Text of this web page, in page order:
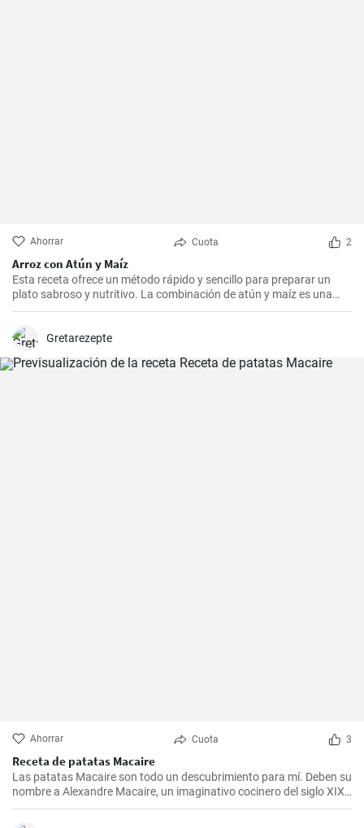
Ahorrar Cuota 2
Arroz con Atún y Maíz
Esta receta ofrece un método rápido y sencillo para preparar un
plato sabroso y nutritivo. La combinación de atún y maíz es una
excelente manera de agregar algo de proteína y color a nuestra
Gretarezepte
Ahorrar Cuota 3
Receta de patatas Macaire
Las patatas Macaire son todo un descubrimiento para mí. Deben su
nombre a Alexandre Macaire, un imaginativo cocinero del siglo XIX.
Este plato de patatas de sabor exquisito es en realidad muy sencillo